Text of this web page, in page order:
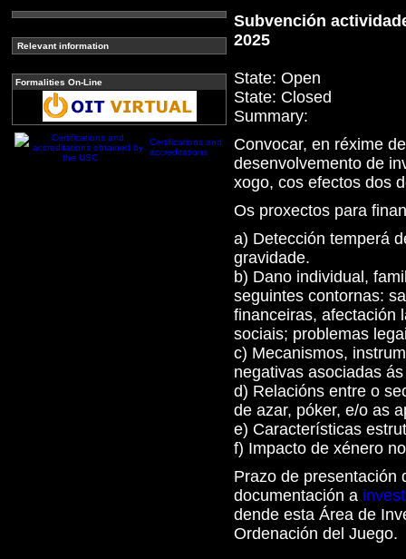
Relevant information
Formalities On-Line
Certifications and
accreditations
Subvención
2025
State: Open
State: Closed
Summary:
Convocar, en réxime
desenvolvemento de
xogo, cos efectos dos
Os proxectos para
a) Detección temperá
gravidade.
b) Dano individual,
seguintes contornas:
financeiras, afectación
sociais; problemas
c) Mecanismos,
negativas asociadas
d) Relacións entre o
de azar, póker, e/o as
e) Características
f) Impacto de xénero
Prazo de
documentación a
dende esta Área de
Ordenación del Juego.